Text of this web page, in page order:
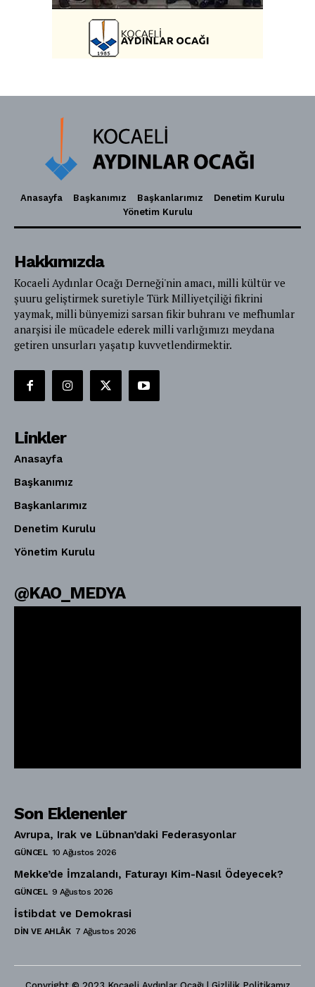
Anasayfa Başkanımız Başkanlarımız
Denetim Kurulu
Yönetim Kurulu
Hakkımızda
Kocaeli Aydınlar Ocağı Derneği'nin amacı, milli kültür ve
şuuru geliştirmek suretiyle Türk Milliyetçiliği fikrini
yaymak, milli bünyemizi sarsan fikir buhranı ve mefhumlar
anarşisi ile mücadele ederek milli varlığımızı meydana
getiren unsurları yaşatıp kuvvetlendirmektir.
Linkler
Anasayfa
Başkanımız
Başkanlarımız
Denetim Kurulu
Yönetim Kurulu
@KAO_MEDYA
Son Eklenenler
Avrupa, Irak ve Lübnan’daki Federasyonlar
GÜNCEL 10 Ağustos 2026
Mekke’de İmzalandı, Faturayı Kim-Nasıl Ödeyecek?
GÜNCEL 9 Ağustos 2026
İstibdat ve Demokrasi
DIN VE AHLÂK 7 Ağustos 2026